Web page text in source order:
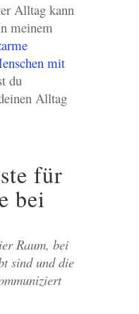
Alltag kann
meinem
mit
du
Alltag
für
bei
Raum, bei
sind und die